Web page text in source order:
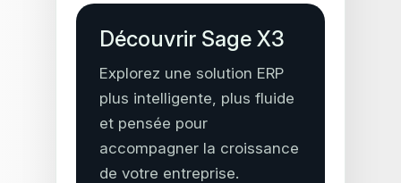
Découvrir Sage X3
Explorez une solution ERP
plus intelligente, plus fluide
et pensée pour
accompagner la croissance
de votre entreprise.